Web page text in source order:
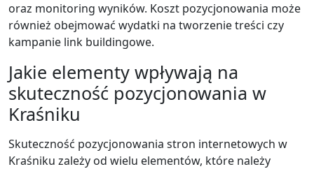
oraz monitoring wyników. Koszt pozycjonowania może
również obejmować wydatki na tworzenie treści czy
kampanie link buildingowe.
Jakie elementy wpływają na
skuteczność pozycjonowania w
Kraśniku
Skuteczność pozycjonowania stron internetowych w
Kraśniku zależy od wielu elementów, które należy